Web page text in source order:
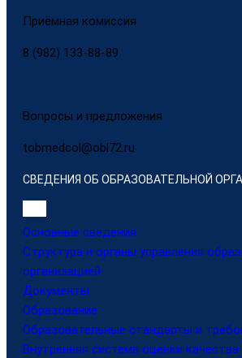
Приёмная комиссия
8 (982) 133-88-89
Вопросы и предложения
tobmedcol@obl72.ru
СВЕДЕНИЯ ОБ ОБРАЗОВАТЕЛЬНОЙ
Основные сведения
Структура и органы управления
организацией
Документы
Образование
Образовательные стандарты и
Внутренняя система оценки